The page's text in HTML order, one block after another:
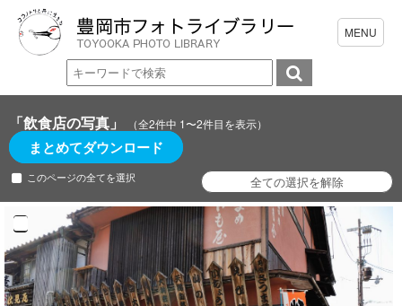
「飲食店の写真」 （全2件中 1〜2件目を表示）
まとめてダウンロード
このページの全てを選択